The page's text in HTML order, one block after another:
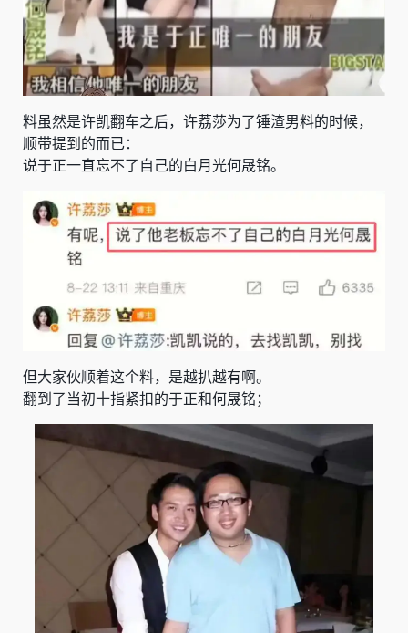
料虽然是许凯翻车之后，许荔莎为了锤渣男料的时候，
顺带提到的而已：
说于正一直忘不了自己的白月光何晟铭。
但大家伙顺着这个料，是越扒越有啊。
翻到了当初十指紧扣的于正和何晟铭；